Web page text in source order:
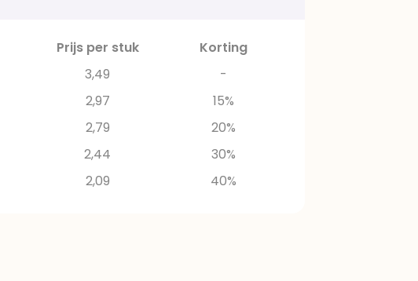
Prijs per stuk
Korting
3,49
-
2,97
15%
2,79
20%
2,44
30%
2,09 40%